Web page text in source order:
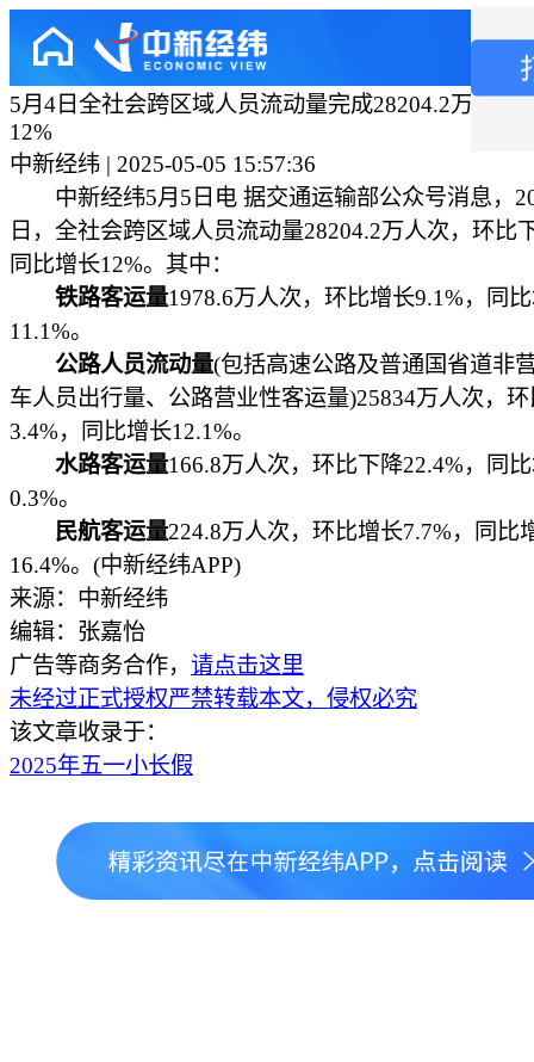
5月4日全社会跨区域人员流动量完成28204.2万人次
12%
中新经纬 | 2025-05-05 15:57:36
中新经纬5月5日电 据交通运输部公众号消息，
日，全社会跨区域人员流动量28204.2万人次，环比
同比增长12%。其中：
铁路客运量1978.6万人次，环比增长9.1%，同
11.1%。
公路人员流动量(包括高速公路及普通国省道非
车人员出行量、公路营业性客运量)25834万人次，
3.4%，同比增长12.1%。
水路客运量166.8万人次，环比下降22.4%，同
0.3%。
民航客运量224.8万人次，环比增长7.7%，同比
16.4%。(中新经纬APP)
来源：中新经纬
编辑：张嘉怡
广告等商务合作， 请点击这里
未经过正式授权严禁转载本文，侵权必究
该文章收录于：
2025年五一小长假